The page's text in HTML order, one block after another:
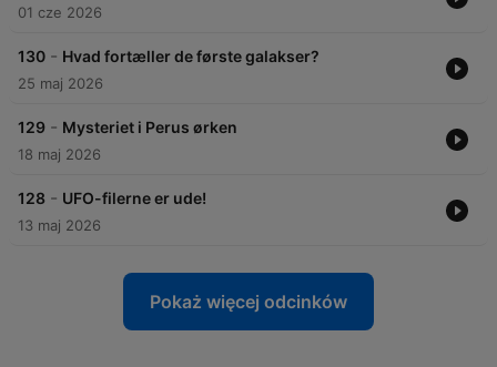
01 cze 2026
130 - Hvad fortæller de første galakser?
25 maj 2026
129 - Mysteriet i Perus ørken
18 maj 2026
128 - UFO-filerne er ude!
13 maj 2026
Pokaż więcej odcinków